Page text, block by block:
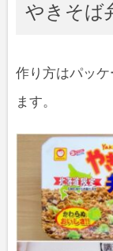
やきそば
作り方はパッ
ます。